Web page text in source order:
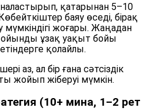
қатарынан 5–10
баяу өседі, бірақ
мүмкіндігі жоғары. Жаңадан
ойынды ұзақ уақыт бойы
қолайлы.
аз, ал бір ғана сәтсіздік
жойып жіберуі мүмкін.
(10+ мина, 1–2 рет